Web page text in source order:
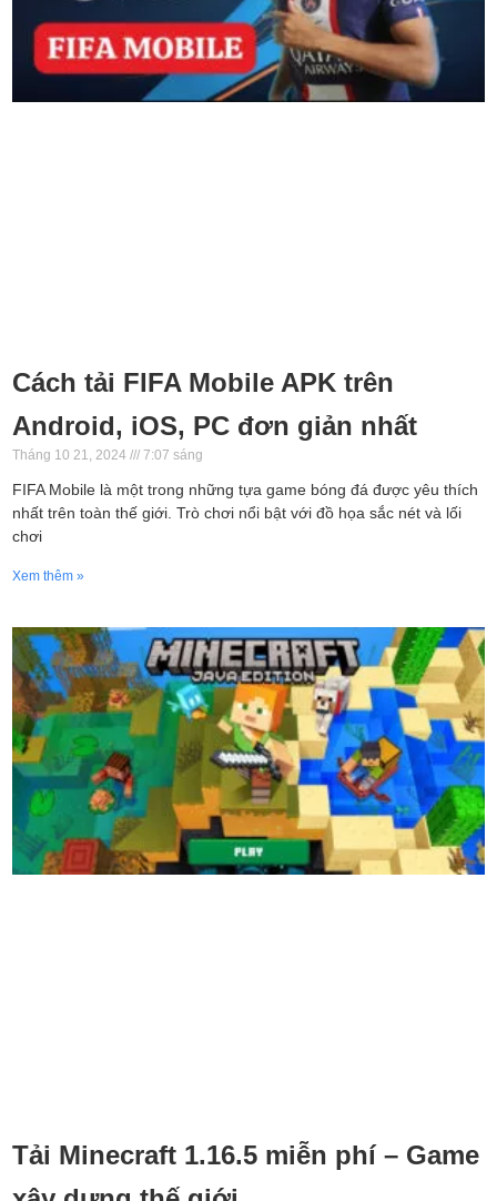
Cách tải FIFA Mobile APK trên
Android, iOS, PC đơn giản nhất
Tháng 10 21, 2024 7:07 sáng
FIFA Mobile là một trong những tựa game bóng đá được yêu thích
nhất trên toàn thế giới. Trò chơi nổi bật với đồ họa sắc nét và lối
chơi
Xem thêm »
Tải Minecraft 1.16.5 miễn phí – Game